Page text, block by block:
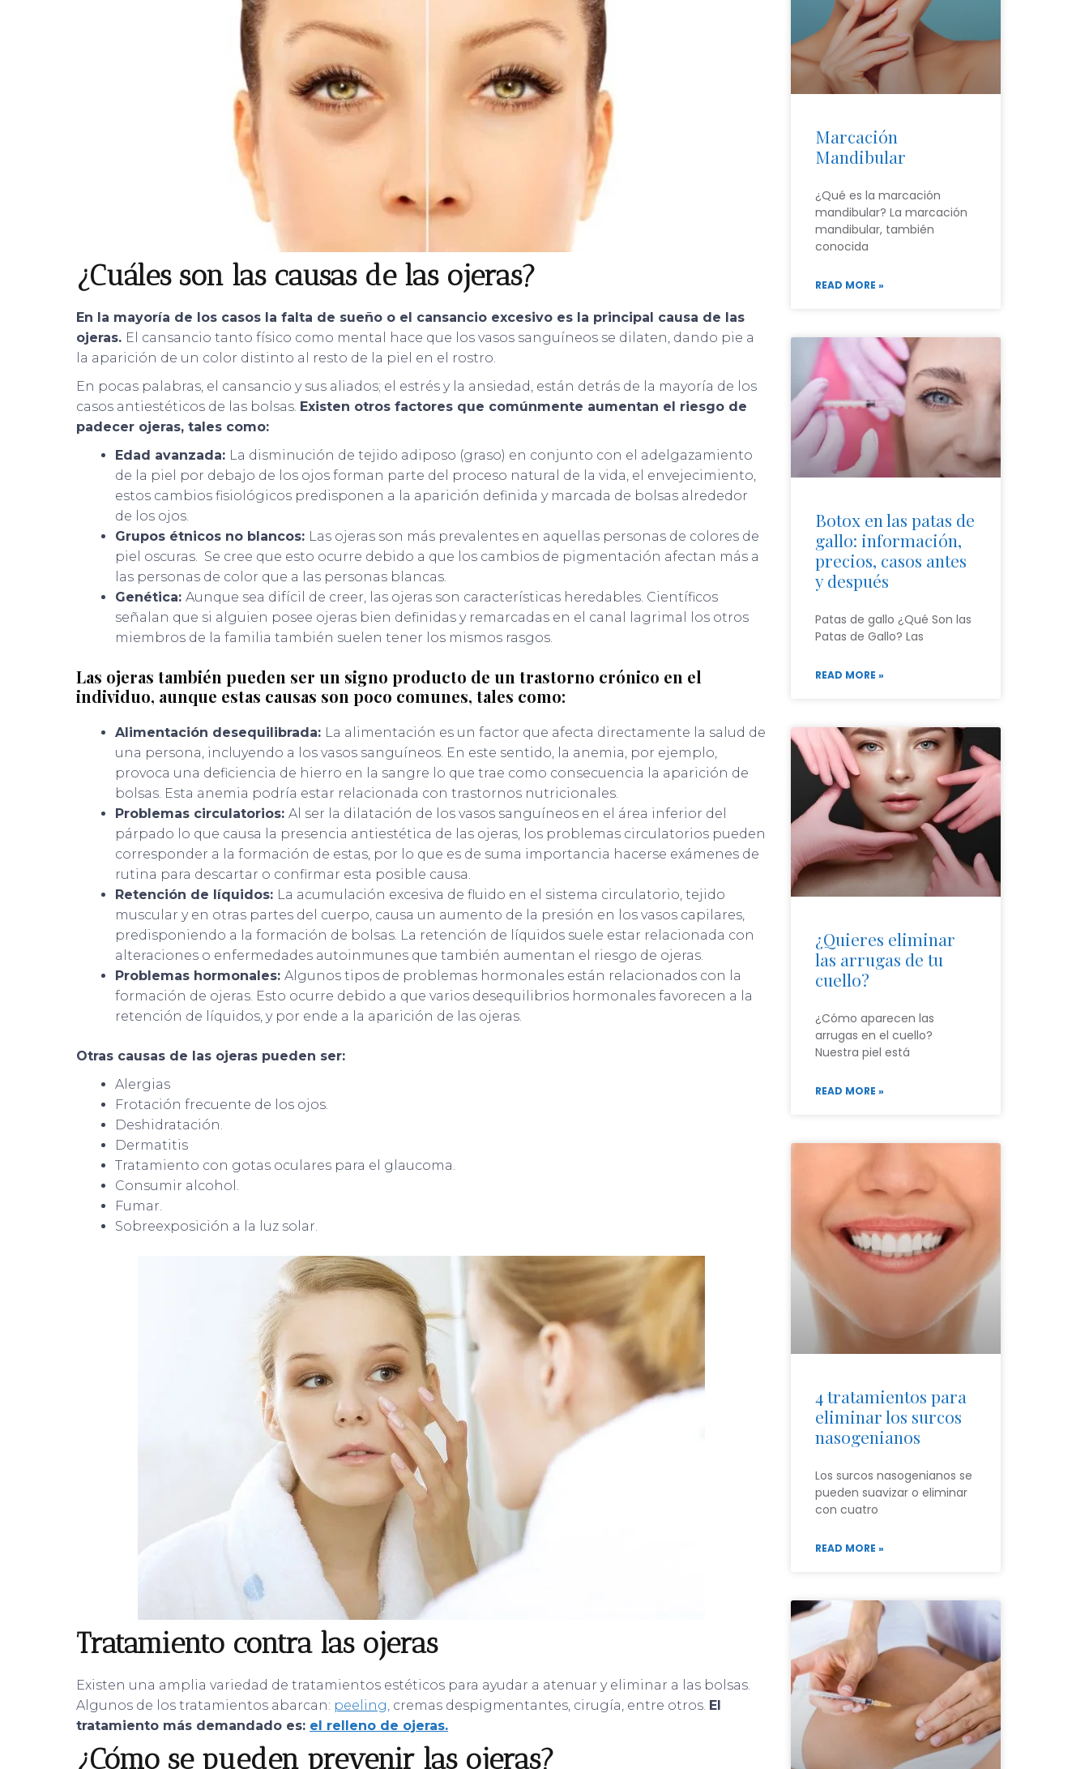
¿Cuáles son las causas de las ojeras?
En la mayoría de los casos la falta de sueño o el cansancio excesivo es la principal causa de las
ojeras. El cansancio tanto físico como mental hace que los vasos sanguíneos se dilaten, dando pie a
la aparición de un color distinto al resto de la piel en el rostro.
En pocas palabras, el cansancio y sus aliados; el estrés y la ansiedad, están detrás de la mayoría de los
casos antiestéticos de las bolsas. Existen otros factores que comúnmente aumentan el riesgo de
padecer ojeras, tales como:
Edad avanzada: La disminución de tejido adiposo (graso) en conjunto con el adelgazamiento
de la piel por debajo de los ojos forman parte del proceso natural de la vida, el envejecimiento,
estos cambios fisiológicos predisponen a la aparición definida y marcada de bolsas alrededor
de los ojos.
Grupos étnicos no blancos: Las ojeras son más prevalentes en aquellas personas de colores de
piel oscuras. Se cree que esto ocurre debido a que los cambios de pigmentación afectan más a
las personas de color que a las personas blancas.
Genética:Aunque sea difícil de creer, las ojeras son características heredables. Científicos
señalan que si alguien posee ojeras bien definidas y remarcadas en el canal lagrimal los otros
miembros de la familia también suelen tener los mismos rasgos.
Las ojeras también pueden ser un signo producto de un trastorno crónico en el
individuo, aunque estas causas son poco comunes, tales como:
Alimentación desequilibrada: La alimentación es un factor que afecta directamente la salud de
una persona, incluyendo a los vasos sanguíneos. En este sentido, la anemia, por ejemplo,
provoca una deficiencia de hierro en la sangre lo que trae como consecuencia la aparición de
bolsas. Esta anemia podría estar relacionada con trastornos nutricionales.
Problemas circulatorios:Al ser la dilatación de los vasos sanguíneos en el área inferior del
párpado lo que causa la presencia antiestética de las ojeras, los problemas circulatorios pueden
corresponder a la formación de estas, por lo que es de suma importancia hacerse exámenes de
rutina para descartar o confirmar esta posible causa.
Retención de líquidos: La acumulación excesiva de fluido en el sistema circulatorio, tejido
muscular y en otras partes del cuerpo, causa un aumento de la presión en los vasos capilares,
predisponiendo a la formación de bolsas. La retención de líquidos suele estar relacionada con
alteraciones o enfermedades autoinmunes que también aumentan el riesgo de ojeras.
Problemas hormonales:Algunos tipos de problemas hormonales están relacionados con la
formación de ojeras. Esto ocurre debido a que varios desequilibrios hormonales favorecen a la
retención de líquidos, y por ende a la aparición de las ojeras.
Otras causas de las ojeras pueden ser:
Alergias
Frotación frecuente de los ojos.
Deshidratación.
Dermatitis
Tratamiento con gotas oculares para el glaucoma.
Consumir alcohol.
Fumar.
Sobreexposición a la luz solar.
Tratamiento contra las ojeras
Existen una amplia variedad de tratamientos estéticos para ayudar a atenuar y eliminar a las bolsas.
Algunos de los tratamientos abarcan: peeling, cremas despigmentantes, cirugía, entre otros. El
tratamiento más demandado es: el relleno de ojeras.
¿Cómo se pueden prevenir las ojeras?
Marcación
Mandibular
¿Qué es la marcación
mandibular? La marcación
mandibular, también
conocida
READ MORE »
Botox en las patas de
gallo: información,
precios, casos antes
y después
Patas de gallo ¿Qué Son las
Patas de Gallo? Las
READ MORE »
¿Quieres eliminar
las arrugas de tu
cuello?
¿Cómo aparecen las
arrugas en el cuello?
Nuestra piel está
READ MORE »
4 tratamientos para
eliminar los surcos
nasogenianos
Los surcos nasogenianos se
pueden suavizar o eliminar
con cuatro
READ MORE »